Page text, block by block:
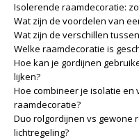
Isolerende raamdecoratie:
Wat zijn de voordelen van
Wat zijn de verschillen
Welke raamdecoratie is
Hoe kan je gordijnen
lijken?
Hoe combineer je isolatie en
raamdecoratie?
Duo rolgordijnen vs gewone
lichtregeling?